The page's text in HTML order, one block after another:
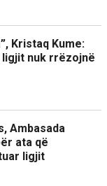
Kristaq Kume:
ligjit nuk rrëzojnë
Ambasada
ata që
ligjit